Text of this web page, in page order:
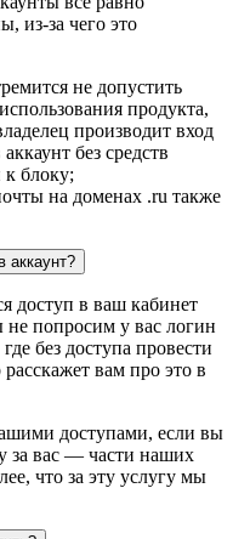
из-за чего это
не допустить
продукта,
производит вход
без средств
к блоку;
на доменах .ru также
аккаунт?
доступ в ваш кабинет
попросим у вас логин
без доступа провести
вам про это в
доступами, если вы
за вас — части наших
что за эту услугу мы